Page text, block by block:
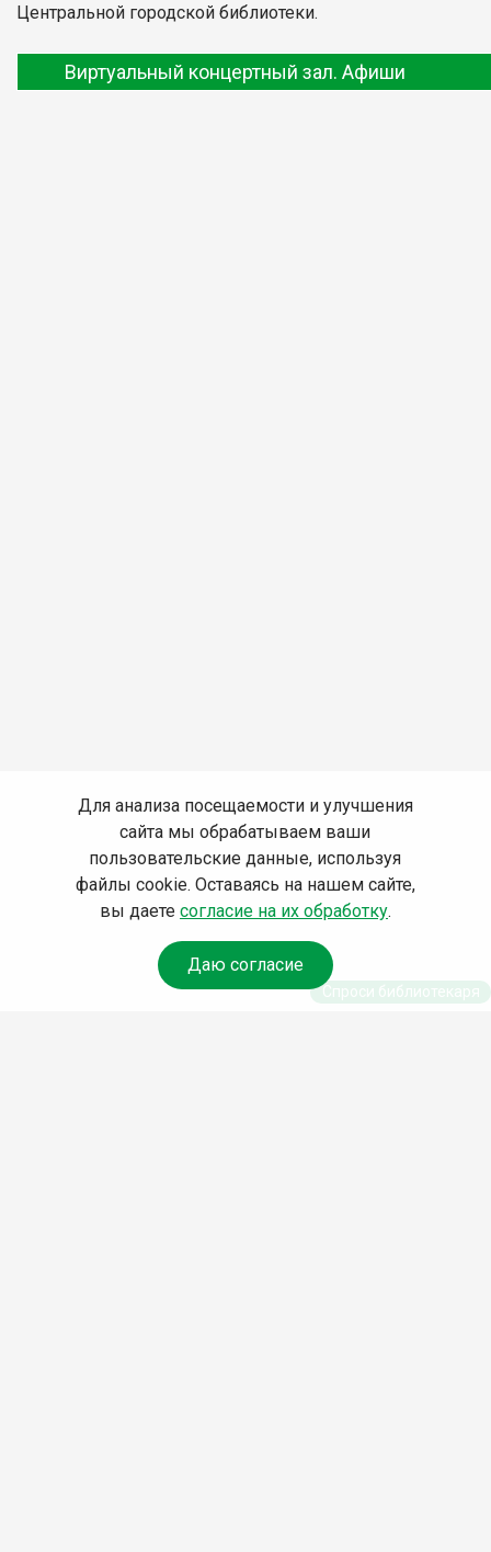
Центральной городской библиотеки.
Виртуальный концертный зал. Афиши
Для анализа посещаемости и улучшения
сайта мы обрабатываем ваши
пользовательские данные, используя
файлы cookie. Оставаясь на нашем сайте,
вы даете согласие на их обработку.
Даю согласие
Спроси библиотекаря